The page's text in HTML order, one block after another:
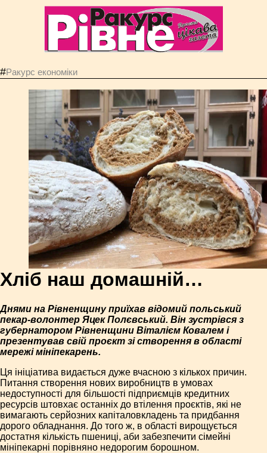
#Ракурс економiки
Хліб наш домашній…
Днями на Рівненщину приїхав відомий польський
пекар-волонтер Яцек Полєвський. Він зустрівся з
губернатором Рівненщини Віталієм Ковалем і
презентував свій проєкт зі створення в області
мережі мініпекарень.
Ця ініціатива видається дуже вчасною з кількох причин.
Питання створення нових виробництв в умовах
недоступності для більшості підприємців кредитних
ресурсів штовхає останніх до втілення проєктів, які не
вимагають серйозних капіталовкладень та придбання
дорого обладнання. До того ж, в області вирощується
достатня кількість пшениці, аби забезпечити сімейні
мініпекарні порівняно недорогим борошном.